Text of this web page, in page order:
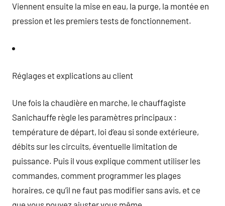
Viennent ensuite la mise en eau, la purge, la montée en
pression et les premiers tests de fonctionnement.
Réglages et explications au client
Une fois la chaudière en marche, le chauffagiste
Sanichauffe règle les paramètres principaux :
température de départ, loi d’eau si sonde extérieure,
débits sur les circuits, éventuelle limitation de
puissance. Puis il vous explique comment utiliser les
commandes, comment programmer les plages
horaires, ce qu’il ne faut pas modifier sans avis, et ce